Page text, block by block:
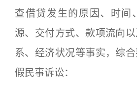
查借贷发生的原因、时间
源、交付方式、款项流向
系、经济状况等事实，综
假民事诉讼：